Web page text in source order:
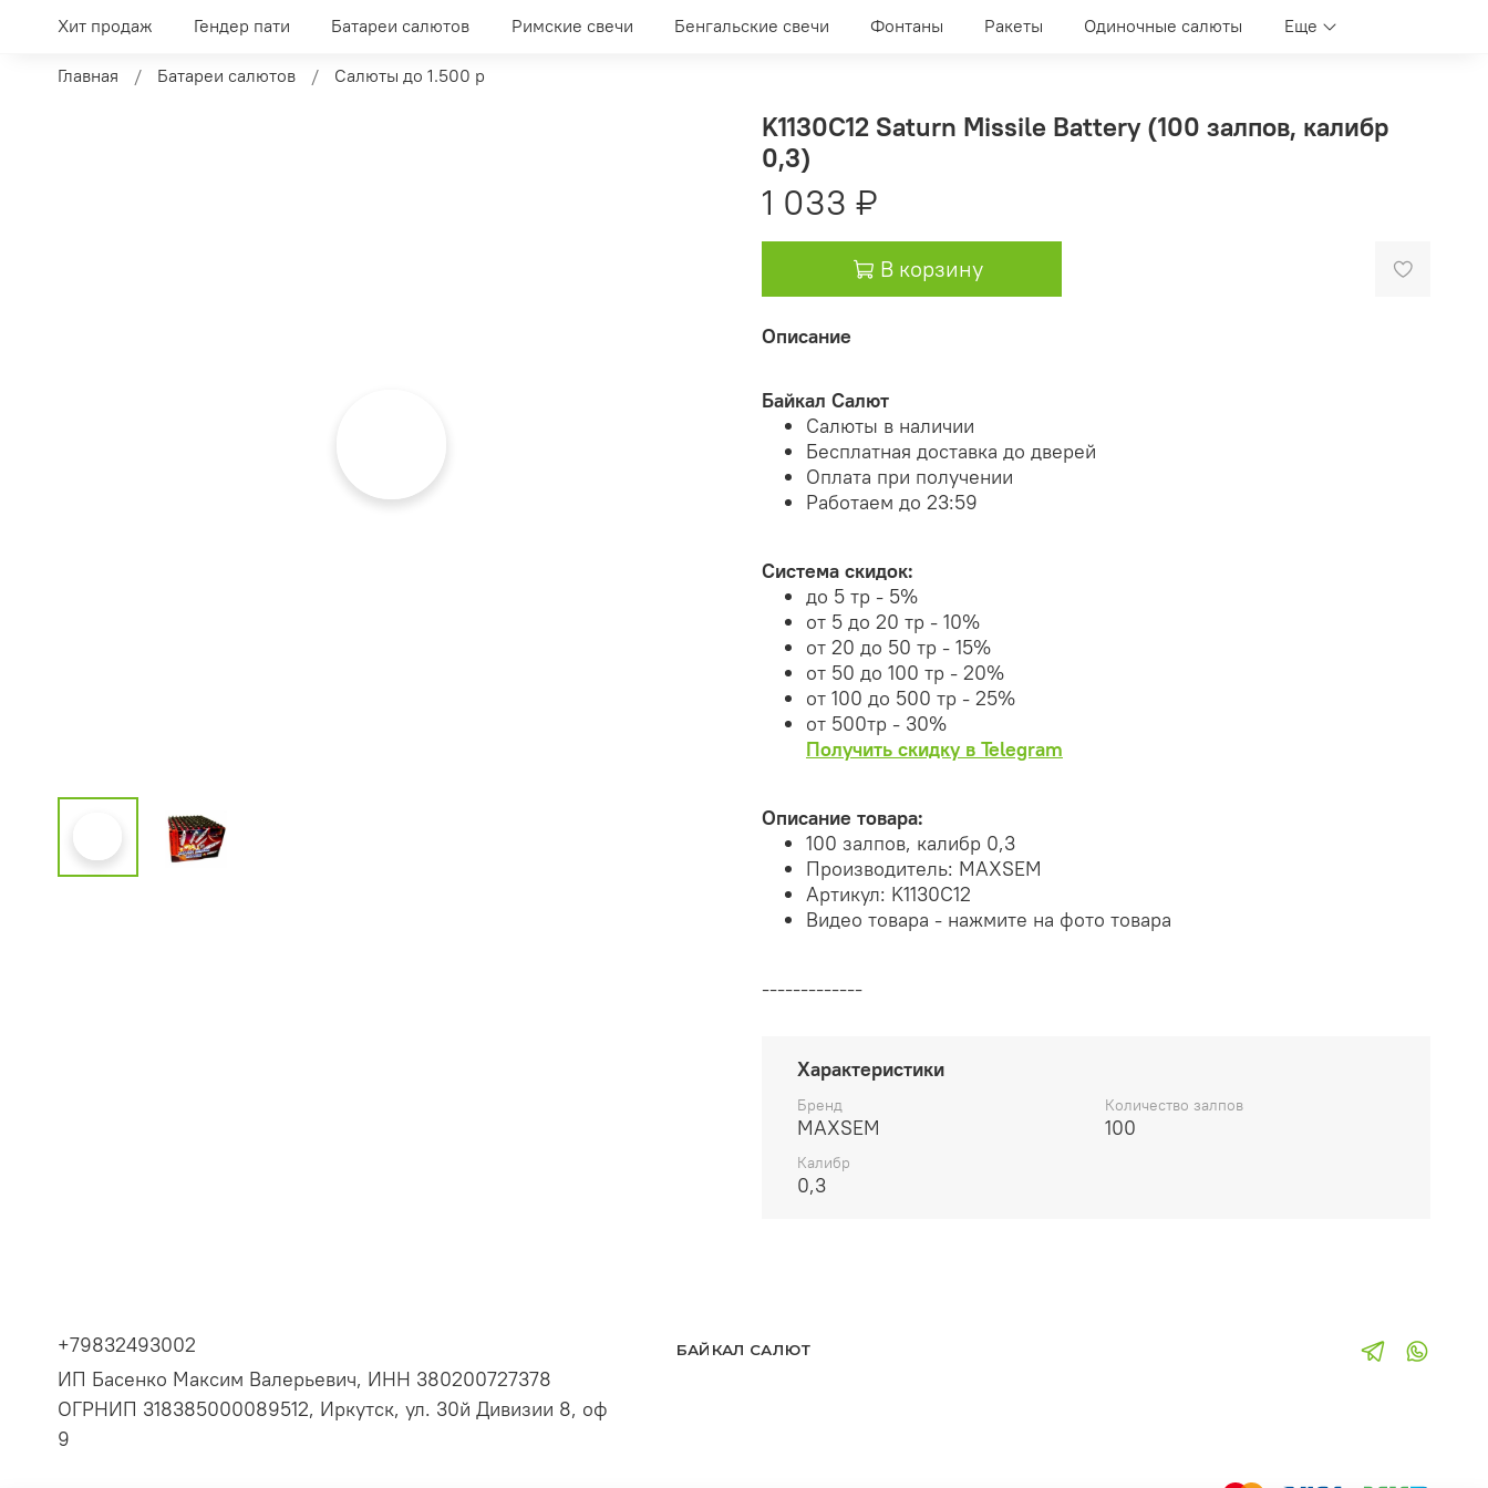
Хит продаж Гендер пати Батареи салютов Римские свечи Бенгальские свечи Фонтаны Ракеты Одиночные салюты Еще
Главная Батареи салютов Салюты до 1.500 р
K1130C12 Saturn Missile Battery (100 залпов, калибр
0,3)
1 033 ₽
В корзину
Описание
Байкал Салют
Салюты в наличии
Бесплатная доставка до дверей
Оплата при получении
Работаем до 23:59
Система скидок:
до 5 тр - 5%
от 5 до 20 тр - 10%
от 20 до 50 тр - 15%
от 50 до 100 тр - 20%
от 100 до 500 тр - 25%
от 500тр - 30%
Получить скидку в Telegram
Описание товара:
100 залпов, калибр 0,3
Производитель: MAXSEM
Артикул: K1130C12
Видео товара - нажмите на фото товара
-------------
Характеристики
Бренд
MAXSEM
Количество залпов
100
Калибр
0,3
+79832493002
ИП Басенко Максим Валерьевич, ИНН 380200727378
ОГРНИП 318385000089512, Иркутск, ул. 30й Дивизии 8, оф
9
БАЙКАЛ САЛЮТ